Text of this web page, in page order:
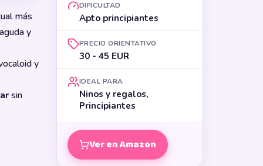
más
y
y
sin
DIFICULTAD
Apto principiantes
PRECIO ORIENTATIVO
30 - 45 EUR
IDEAL PARA
Ninos y regalos,
Principiantes
Ver en Amazon